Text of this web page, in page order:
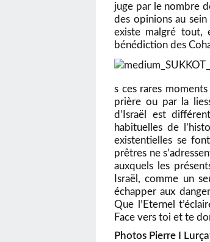
juge par le nombre
des opinions au
existe malgré tout,
bénédiction des
s ces rares
prière ou par la
d’Israël est
habituelles de
existentielles se
prêtres ne
auxquels les
Israël, comme un
échapper aux
Que l’Eternel
Face vers toi et te
Photos Pierre I